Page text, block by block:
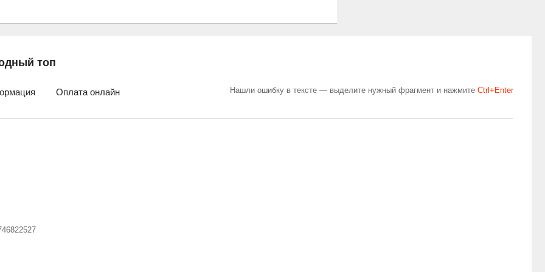
топ
Оплата онлайн Нашли ошибку в тексте — выделите нужный фрагмент и нажмите Сtrl+Enter